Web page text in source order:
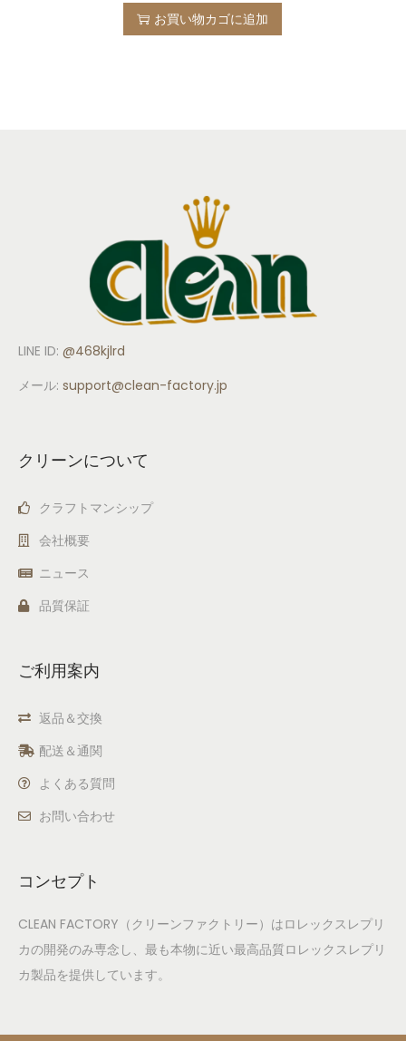
お買い物カゴに追加
LINE ID: @468kjlrd
メール: support@clean-factory.jp
クリーンについて
クラフトマンシップ
会社概要
ニュース
品質保証
ご利用案内
返品＆交換
配送＆通関
よくある質問
お問い合わせ
コンセプト
CLEAN FACTORY（クリーンファクトリー）はロレックスレプリ
カの開発のみ専念し、最も本物に近い最高品質ロレックスレプリ
カ製品を提供しています。